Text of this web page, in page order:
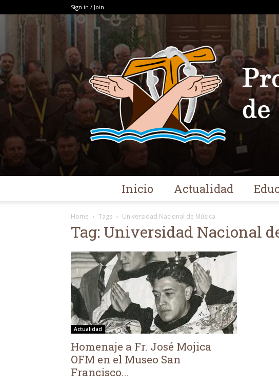
Sign in / Join
Inicio Actualidad
Home Tags Universidad Nacional de Música
Tag: Universidad Nacional
Actualidad
Homenaje a Fr. José Mojica
OFM en el Museo San
Francisco...